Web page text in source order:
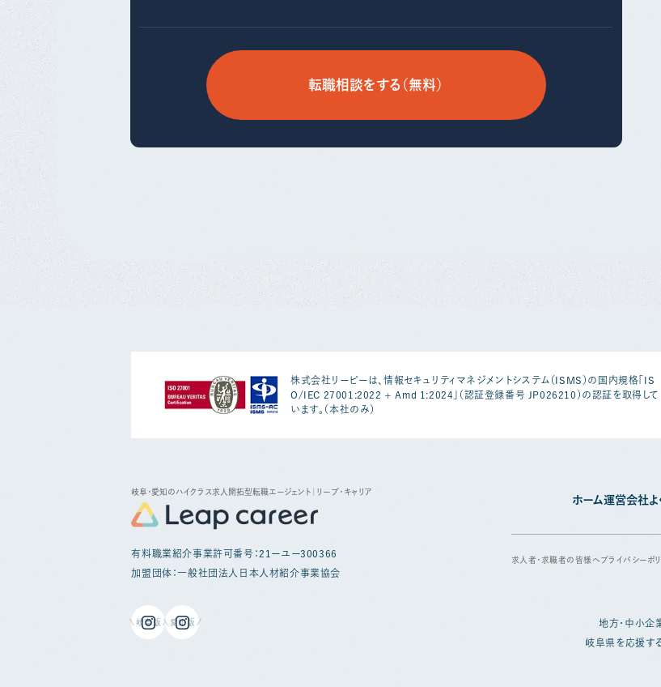
転職相談をする（無料）
株式会社リーピーは、情報セキュリティマネジメントシステム（ISMS）の国内規格「IS
O/IEC 27001:2022 + Amd 1:2024」（認証登録番号 JP026210）の認証を取得して
います。（本社のみ）
岐阜・愛知のハイクラス求人開拓型転職エージェント ｜リープ・キャリア
有料職業紹介事業許可番号：21ーユー300366
加盟団体：一般社団法人日本人材紹介事業協会
岐阜版 愛知版
ホーム運営会社
求人者・求職者の皆様へ プライバシーポ
地方・中小企
岐阜県を応援する